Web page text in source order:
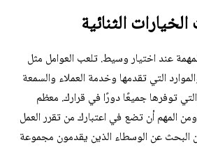
الثنائية
عند اختيار وسيط. تلعب العوامل مثل
التي تقدمها وخدمة العملاء والسمعة
توفرها جميعًا دورًا في قرارك. معظم
المهم أن تضع في اعتبارك من تقرر العمل
البحث عن الوسطاء الذين يقدمون مجموعة